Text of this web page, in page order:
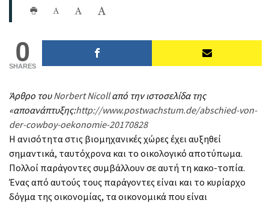
0
SHARES
Άρθρο τουNorbert Nicollαπό την ιστοσελίδα της
«αποανάπτυξης:http://www.postwachstum.de/abschied-von-
der-cowboy-oekonomie-20170828
Η ανισότητα στις βιομηχανικές χώρες έχει αυξηθεί
σημαντικά, ταυτόχρονα και το οικολογικό αποτύπωμα.
Πολλοί παράγοντες συμβάλλουν σε αυτή τη κακο-τοπία.
Ένας από αυτούς τους παράγοντες είναι και το κυρίαρχο
δόγμα της οικονομίας, τα οικονομικά που είναι